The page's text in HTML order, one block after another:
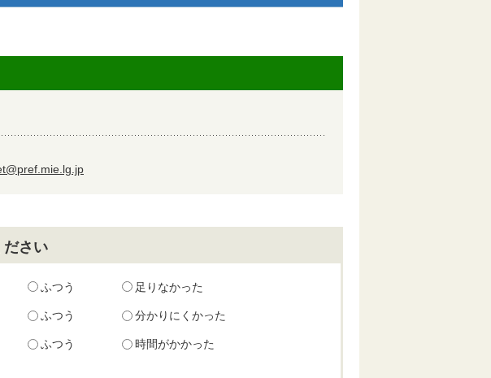
ださい
ふつう 足りなかった
ふつう 分かりにくかった
ふつう 時間がかかった